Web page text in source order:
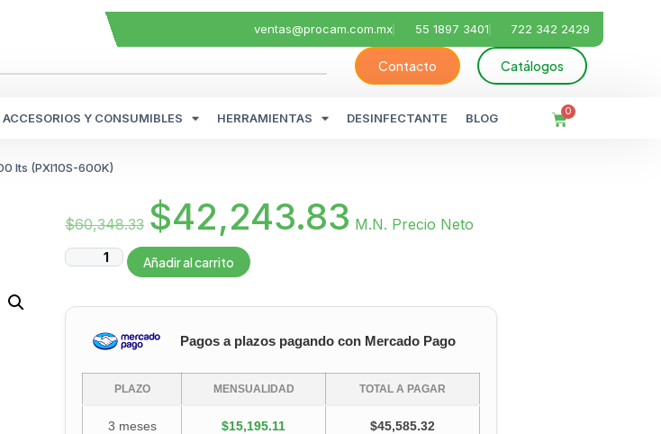
ventas@procam.com.mx 55 1897 3401 722 342 2429
Contacto Catálogos
ACCESORIOS Y CONSUMIBLES HERRAMIENTAS DESINFECTANTE BLOG 0
lts​ (PXI10S-600K)
$60,348.33 $42,243.83 M.N. Precio Neto
Añadir al carrito
Pagos a plazos pagando con Mercado Pago
PLAZO MENSUALIDAD TOTAL A PAGAR
3 meses $15,195.11 $45,585.32